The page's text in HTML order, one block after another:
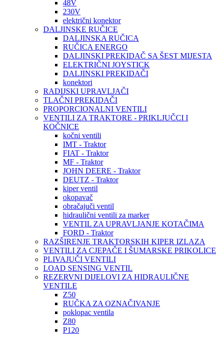
48V
230V
električni konektor
DALJINSKE RUČICE
DALJINSKA RUČICA
RUČICA ENERGO
DALJINSKI PREKIDAČ SA ŠEST MIJESTA
ELEKTRIČNI JOYSTICK
DALJINSKI PREKIDAČI
konektori
RADIJSKI UPRAVLJAČI
TLAČNI PREKIDAČI
PROPORCIONALNI VENTILI
VENTILI ZA TRAKTORE - PRIKLJUČCI I
KOČNICE
kočni ventili
IMT - Traktor
FIAT - Traktor
MF - Traktor
JOHN DEERE - Traktor
DEUTZ - Traktor
kiper ventil
okopavač
obračajuči ventil
hidraulični ventili za marker
VENTIL ZA UPRAVLJANJE KOTAČIMA
FORD - Traktor
RAZŠIRENJE TRAKTORSKIH KIPER IZLAZA
VENTILI ZA CJEPAČE I ŠUMARSKE PRIKOLICE
PLIVAJUČI VENTILI
LOAD SENSING VENTIL
REZERVNI DIJELOVI ZA HIDRAULIČNE
VENTILE
Z50
RUČKA ZA OZNAČIVANJE
poklopac ventila
Z80
P120